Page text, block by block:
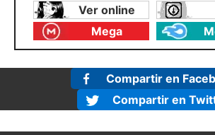
Ver online
Mega
Compartir en
Compartir en